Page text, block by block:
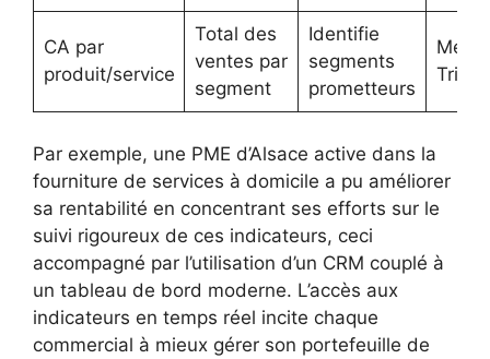
CA par
produit/service
Total des
ventes par
segment
Identifie
segments
prometteurs
Par exemple, une PME d’Alsace active dans la
fourniture de services à domicile a pu améliorer
sa rentabilité en concentrant ses efforts sur le
suivi rigoureux de ces indicateurs, ceci
accompagné par l’utilisation d’un CRM couplé à
un tableau de bord moderne. L’accès aux
indicateurs en temps réel incite chaque
commercial à mieux gérer son portefeuille de